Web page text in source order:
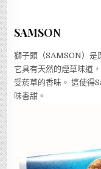
SAMSON
獅子頭（SAMSON）是
它具有天然的煙草味道
受菸草的香味。 這使得
味香甜。